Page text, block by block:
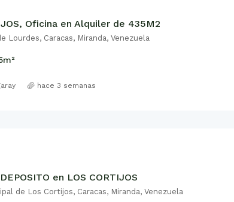
Oficina en Alquiler de 435M2
Lourdes, Caracas, Miranda, Venezuela
m²
hace 3 semanas
en LOS CORTIJOS
de Los Cortijos, Caracas, Miranda, Venezuela